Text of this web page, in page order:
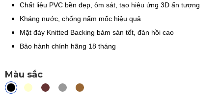
Chất liệu PVC bền đẹp, ôm sát, tạo hiệu ứng 3D ấn tượng
Kháng nước, chống nấm mốc hiệu quả
Mặt đáy Knitted Backing bám sàn tốt, đàn hồi cao
Bảo hành chính hãng 18 tháng
Màu sắc